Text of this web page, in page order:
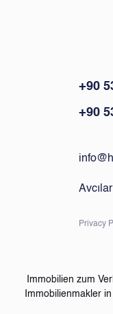
+90
+90
Privacy
Immobilien zum
Immobilienmakler